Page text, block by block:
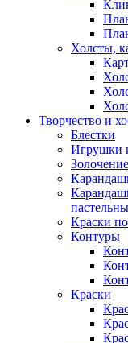
Холсты,
Творчество и
Блестки
Игрушки
Золочение
Краски
Контуры
Краски